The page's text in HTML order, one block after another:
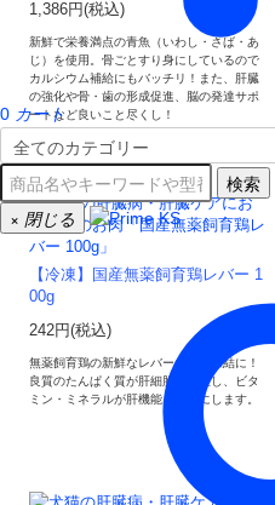
0 カート
検索
× 閉じる
1,386円(税込)
新鮮で栄養満点の青魚（いわし・さば・あ
じ）を使用。骨ごとすり身にしているので
カルシウム補給にもバッチリ！また、肝臓
の強化や骨・歯の形成促進、脳の発達サポ
ートなど良いこと尽くし！
【冷凍】国産無薬飼育鶏レバー 1
00g
242円(税込)
無薬飼育鶏の新鮮なレバーをバラ凍結に！
良質のたんぱく質が肝細胞を再生し、ビタ
ミン・ミネラルが肝機能を活発にします。